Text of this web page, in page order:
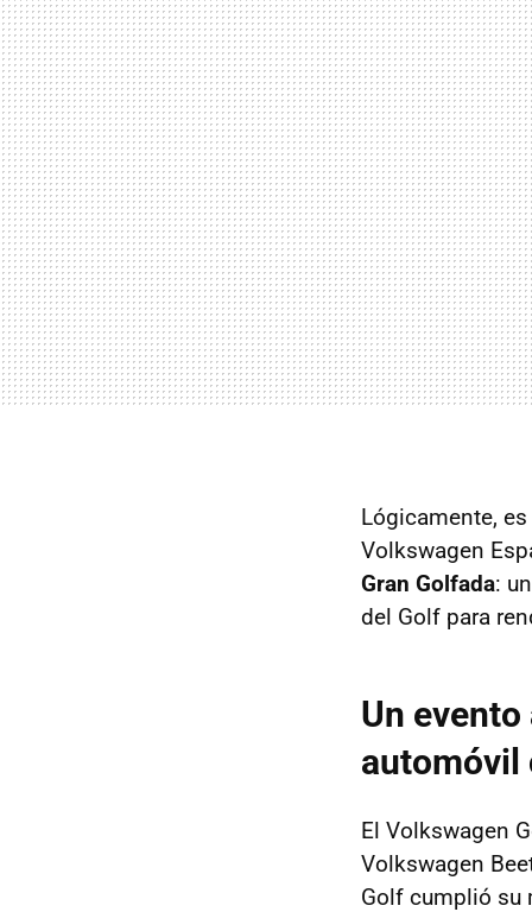
Lógicamente,
Volkswagen
Gran Golfada:
del Golf para
Un
automóvil
El Volkswagen
Volkswagen
Golf cumplió su